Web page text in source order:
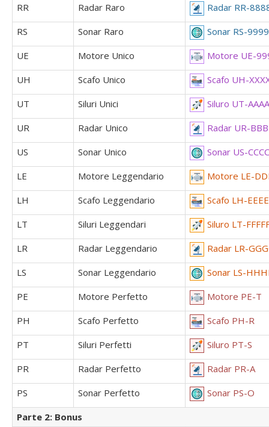
RR
Radar Raro
Radar RR-
RS
Sonar Raro
Sonar RS-
UE
Motore Unico
Motore UE-
UH
Scafo Unico
Scafo UH-
UT
Siluri Unici
Siluro UT-
UR
Radar Unico
Radar UR-
US
Sonar Unico
Sonar US-
LE
Motore Leggendario
Motore LE-
LH
Scafo Leggendario
Scafo LH-
LT
Siluri Leggendari
Siluro LT-
LR
Radar Leggendario
Radar LR-
LS
Sonar Leggendario
Sonar LS-
PE
Motore Perfetto
Motore PE-T
PH
Scafo Perfetto
Scafo PH-R
PT
Siluri Perfetti
Siluro PT-S
PR
Radar Perfetto
Radar PR-A
PS
Sonar Perfetto
Sonar PS-O
Parte 2: Bonus